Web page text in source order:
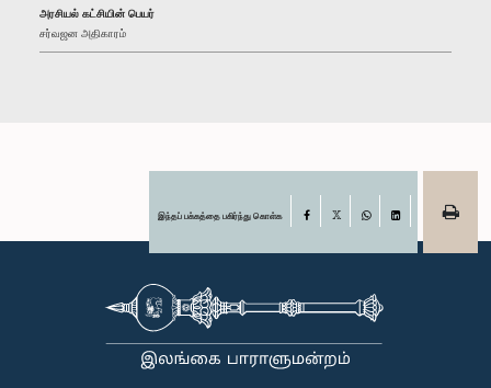
அரசியல் கட்சியின் பெயர்
சர்வஜன அதிகாரம்
இந்தப் பக்கத்தை பகிர்ந்து கொள்க Facebook